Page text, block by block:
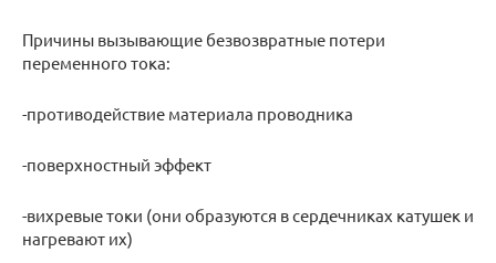
Причины вызывающие безвозвратные потери
переменного тока:
-противодействие материала проводника
-поверхностный эффект
-вихревые токи (они образуются в сердечниках катушек и
нагревают их)